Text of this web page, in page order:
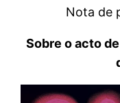
Nota de
Sobre o acto